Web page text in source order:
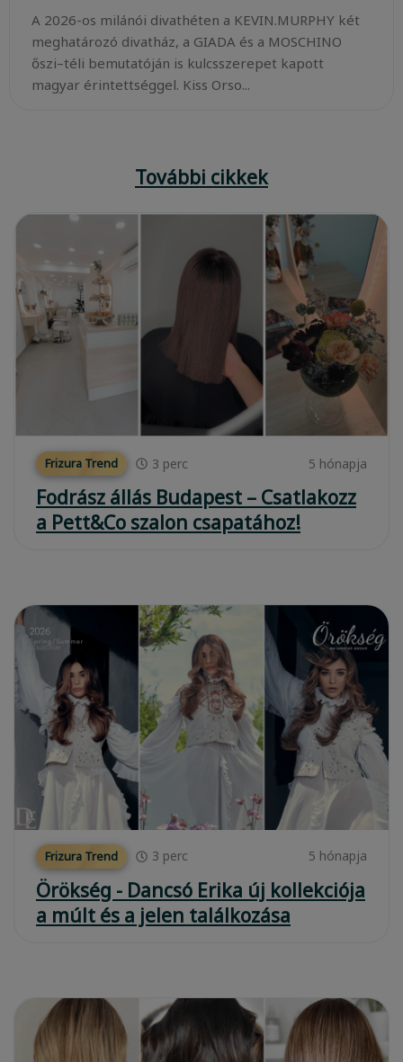
A 2026-os milánói divathéten a KEVIN.MURPHY két
meghatározó divatház, a GIADA és a MOSCHINO
őszi–téli bemutatóján is kulcsszerepet kapott
magyar érintettséggel. Kiss Orso...
További cikkek
Frizura Trend 3 perc 5 hónapja
Fodrász állás Budapest – Csatlakozz
a Pett&Co szalon csapatához!
Frizura Trend 3 perc 5 hónapja
Örökség - Dancsó Erika új kollekciója
a múlt és a jelen találkozása